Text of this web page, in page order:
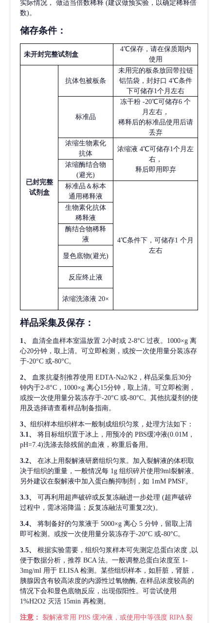
实际情况， 做适当倍数稀释 (建议做预实验，以确定稀释倍
数)。
储存条件：
未开封完整试剂盒
4℃保存，请在保质期内
使用
已封完整
试剂盒
抗体包被板条
未用完的板条放回带拉链
铝箔袋，封好口 4℃条件
下可储存1个月左右
标准品
冻干粉 -20℃可储存6 个
月左右，
稀释后的标准品使用后请
丢弃
浓缩生物素化
抗体
浓缩液 4℃可储存1个月左
右，
释后即用即弃
浓缩酶结合物
(避光)
标准品＆标本
通用稀释液
4℃条件下，可储存1 个月
左右
生物素化抗体
稀释液
酶结合物稀释
液
显色底物(避光)
反应终止液
浓缩洗涤液 20×
样品采集及保存 ：
1、 血清全血样本室温放置 2小时或 2-8°C 过夜。1000×g 离
心20分钟，取上清。可立即检测，或按一次使用量分装冻存
于-20°C 或-80°C。
2、 血浆抗凝剂推荐使用 EDTA-Na2/K2，样品采集后30分
钟内于2-8°C，1000×g 离心15分钟，取上清。可立即检测，
或按一次使用量分装冻存于-20°C 或-80°C。其他抗凝剂的使
用及选择请查看样品制备指南。
3、 组织样本组织样本一般制成组织匀浆，处理方法如下：
3.1、
将目标组织置于冰上，用预冷的 PBS缓冲液(0.01M，
pH=7.4)洗涤去除残留的血液，称重后备用。
3.2、
在冰上用裂解液研磨组织匀浆。加入裂解液的体积取
决于组织的重量，一般情况每 1g 组织碎片使用9ml裂解液。
另外建议在裂解液中加入蛋白酶抑制剂，如 1mM PMSF。
3.3、 可再利用超声破碎或反复冻融进一步处理 (超声破碎
过程中，需冰浴降温；反复冻融法可重复2次)。
3.4、 将制备好的匀浆液于 5000×g 离心 5 分钟，留取上清
即可检测。或按一次使用量分装冻存于-20°C 或-80°C。
3.5、 根据实验需要，组织匀浆样本可先测定总蛋白浓度 ,以
便于数据分析，推荐 BCA 法。一般调整总蛋白浓度至 1-
3mg/ml 用于 ELISA 检测。某些组织样本，如肝脏，肾脏，
胰腺因含有较高浓度的内源性过氧物酶, 在样品浓度较高的
情况下会和显色底物反应，出现假阳性。可尝试使用
1%H2O2 灭活 15min 再检测。
注意： 裂解液常用 PBS 缓冲液，或使用中等强度 RIPA 裂